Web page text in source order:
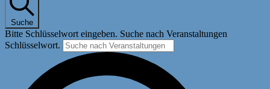
Suche
Bitte Schlüsselwort eingeben. Suche nach Veranstaltungen
Schlüsselwort.